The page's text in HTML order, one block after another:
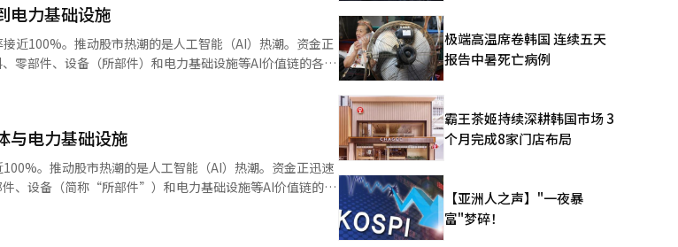
体价值链企业的共同强劲表现。在此期间，KOSPI指数上
。该指数由HD现代电气、LS电气、孝诚重工业、山
。 市值的增长幅度也十分显著。涵
市值较年初增加了约2634万亿韩元，而KRX-Akros AI电力
了所部件和电力基础设施等价值链后端产业。 个别股
）和SK海力士（265.90%）外，SK平方（307.88%）、斗
，山一电气（95.23%）、加温电缆（218.57%）、LS电气
价值链的扩展不仅体现
的扩建、电网建设以及工业机器人投资等‘溢出效应’，这
电力基础设施
近100%。推动股市热潮的是人工智能（AI）热潮。资金正
零部件、设备（所部件）和电力基础设施等AI价值链的各个
韩元。即使排除所谓的‘三电芯’（三星电子和SK海力
体价值链企业的共同强劲表现。在同一时期，KOSPI的上
。该指数由HD现代电气、LS电气、孝诚重工业、山
叠。 市值的增长幅度也非常显著。涵
市值较年初增加了约2634万亿韩元，而KRX-Akros AI电力
与电力基础设施
。推动股市热潮的是人工智能（AI）热潮。资金正迅速
、设备（简称“所部件”）和电力基础设施等AI价值链的各
韩元。即使排除三星电子和SK海力士，流入的资金也超
极端高温席卷韩国 连续五天
报告中暑死亡病例
霸王茶姬持续深耕韩国市场 3
个月完成8家门店布局
【亚洲人之声】"一夜暴
富"梦碎！